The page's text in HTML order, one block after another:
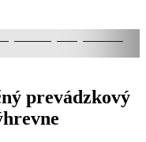
prevádzkový